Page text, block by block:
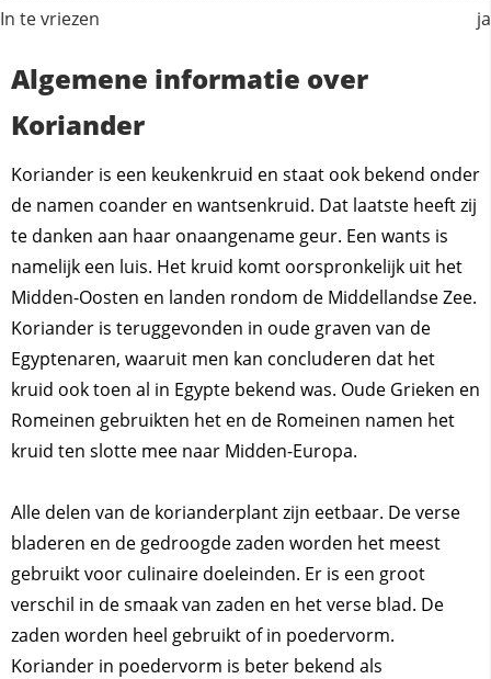
ja
In te vriezen
Algemene informatie over
Koriander
Koriander is een keukenkruid en staat ook bekend onder
de namen coander en wantsenkruid. Dat laatste heeft zij
te danken aan haar onaangename geur. Een wants is
namelijk een luis. Het kruid komt oorspronkelijk uit het
Midden-Oosten en landen rondom de Middellandse Zee.
Koriander is teruggevonden in oude graven van de
Egyptenaren, waaruit men kan concluderen dat het
kruid ook toen al in Egypte bekend was. Oude Grieken en
Romeinen gebruikten het en de Romeinen namen het
kruid ten slotte mee naar Midden-Europa.
Alle delen van de korianderplant zijn eetbaar. De verse
bladeren en de gedroogde zaden worden het meest
gebruikt voor culinaire doeleinden. Er is een groot
verschil in de smaak van zaden en het verse blad. De
zaden worden heel gebruikt of in poedervorm.
Koriander in poedervorm is beter bekend als